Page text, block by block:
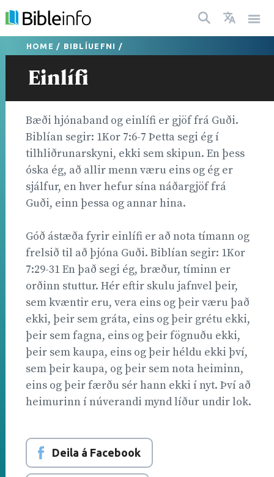
HOME / BIBLÍUEFNI /
Einlífi
Bæði hjónaband og einlífi er gjöf frá Guði.
Biblían segir: 1Kor 7:6-7 Þetta segi ég í
tilhliðrunarskyni, ekki sem skipun. En þess
óska ég, að allir menn væru eins og ég er
sjálfur, en hver hefur sína náðargjöf frá
Guði, einn þessa og annar hina.
Góð ástæða fyrir einlífi er að nota tímann og
frelsið til að þjóna Guði. Biblían segir: 1Kor
7:29-31 En það segi ég, bræður, tíminn er
orðinn stuttur. Hér eftir skulu jafnvel þeir,
sem kvæntir eru, vera eins og þeir væru það
ekki, þeir sem gráta, eins og þeir grétu ekki,
þeir sem fagna, eins og þeir fögnuðu ekki,
þeir sem kaupa, eins og þeir héldu ekki því,
sem þeir kaupa, og þeir sem nota heiminn,
eins og þeir færðu sér hann ekki í nyt. Því að
heimurinn í núverandi mynd líður undir lok.
Deila á Facebook